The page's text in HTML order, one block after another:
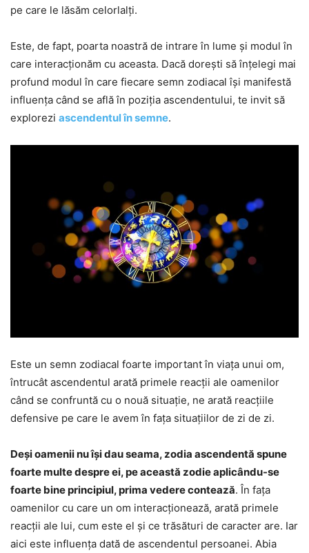
pe care le lăsăm celorlalți.
Este, de fapt, poarta noastră de intrare în lume și modul în
care interacționăm cu aceasta. Dacă dorești să înțelegi mai
profund modul în care fiecare semn zodiacal își manifestă
influența când se află în poziția ascendentului, te invit să
explorezi ascendentul în semne.
Este un semn zodiacal foarte important în viața unui om,
întrucât ascendentul arată primele reacții ale oamenilor
când se confruntă cu o nouă situație, ne arată reacțiile
defensive pe care le avem în fața situațiilor de zi de zi.
Deși oamenii nu își dau seama, zodia ascendentă spune
foarte multe despre ei, pe această zodie aplicându-se
foarte bine principiul, prima vedere contează. În fața
oamenilor cu care un om interacționează, arată primele
reacții ale lui, cum este el și ce trăsături de caracter are. Iar
aici este influența dată de ascendentul persoanei. Abia